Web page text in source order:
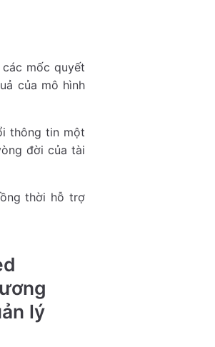
mốc quyết
của mô hình
thông tin một
đời của tài
thời hỗ trợ
lý